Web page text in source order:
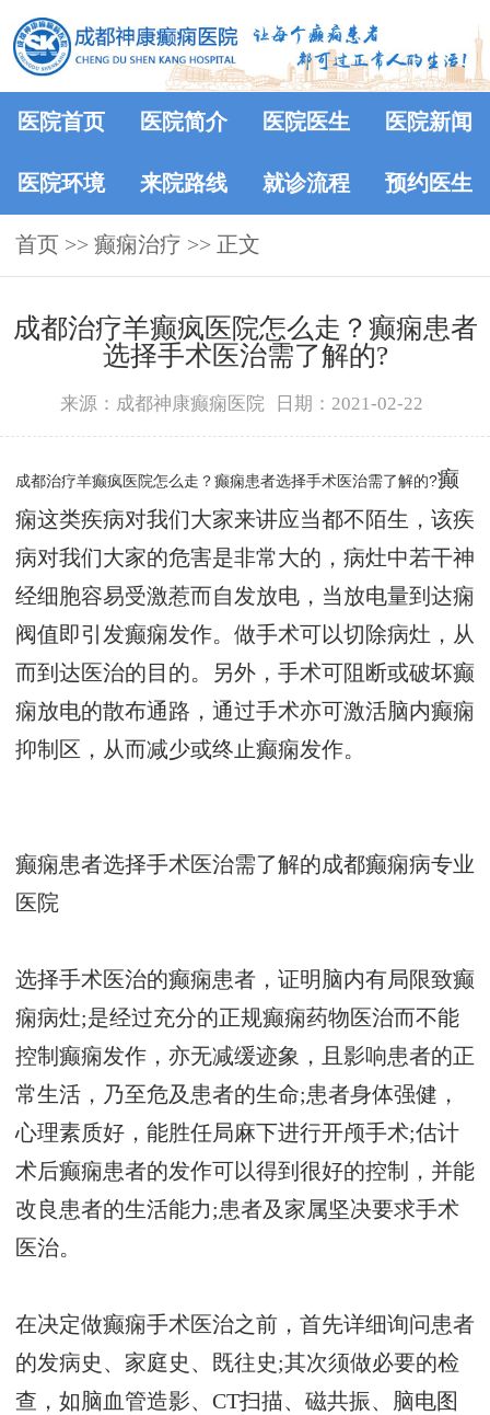
医院首页 医院简介 医院医生 医院新闻
医院环境 来院路线 就诊流程 预约医生
首页 >> 癫痫治疗 >> 正文
​成都治疗羊癫疯医院怎么走？癫痫患者
选择手术医治需了解的?
来源：成都神康癫痫医院 日期：2021-02-22
成都治疗羊癫疯医院怎么走？癫痫患者选择手术医治需了解的?癫
痫这类疾病对我们大家来讲应当都不陌生，该疾
病对我们大家的危害是非常大的，病灶中若干神
经细胞容易受激惹而自发放电，当放电量到达痫
阀值即引发癫痫发作。做手术可以切除病灶，从
而到达医治的目的。另外，手术可阻断或破坏癫
痫放电的散布通路，通过手术亦可激活脑内癫痫
抑制区，从而减少或终止癫痫发作。
癫痫患者选择手术医治需了解的成都癫痫病专业
医院
选择手术医治的癫痫患者，证明脑内有局限致癫
痫病灶;是经过充分的正规癫痫药物医治而不能
控制癫痫发作，亦无减缓迹象，且影响患者的正
常生活，乃至危及患者的生命;患者身体强健，
心理素质好，能胜任局麻下进行开颅手术;估计
术后癫痫患者的发作可以得到很好的控制，并能
改良患者的生活能力;患者及家属坚决要求手术
医治。
在决定做癫痫手术医治之前，首先详细询问患者
的发病史、家庭史、既往史;其次须做必要的检
查，如脑血管造影、CT扫描、磁共振、脑电图